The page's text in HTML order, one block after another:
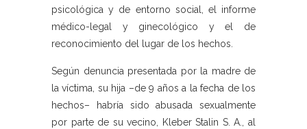
psicológica y de entorno social, el informe
médico-legal y ginecológico y el de
reconocimiento del lugar de los hechos.
Según denuncia presentada por la madre de
la víctima, su hija –de 9 años a la fecha de los
hechos– habría sido abusada sexualmente
por parte de su vecino, Kleber Stalin S. A., al